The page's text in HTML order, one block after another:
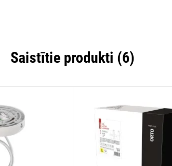
Saistītie produkti (6)